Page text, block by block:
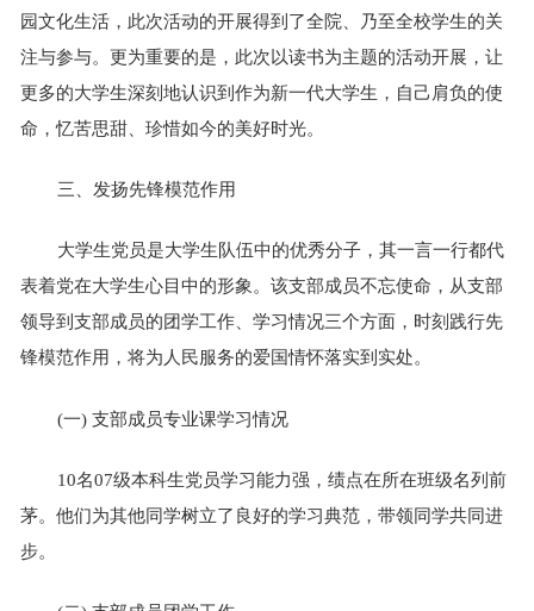
园文化生活，此次活动的开展得到了全院、乃至全校学生的关
注与参与。更为重要的是，此次以读书为主题的活动开展，让
更多的大学生深刻地认识到作为新一代大学生，自己肩负的使
命，忆苦思甜、珍惜如今的美好时光。
三、发扬先锋模范作用
大学生党员是大学生队伍中的优秀分子，其一言一行都代
表着党在大学生心目中的形象。该支部成员不忘使命，从支部
领导到支部成员的团学工作、学习情况三个方面，时刻践行先
锋模范作用，将为人民服务的爱国情怀落实到实处。
(一) 支部成员专业课学习情况
10名07级本科生党员学习能力强，绩点在所在班级名列前
茅。他们为其他同学树立了良好的学习典范，带领同学共同进
步。